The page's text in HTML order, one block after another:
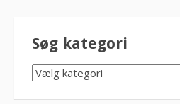
Søg kategori
SØG
KATEGORI